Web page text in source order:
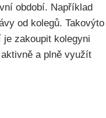
období. Například
od kolegů. Takovýto
zakoupit kolegyni
a plně využít